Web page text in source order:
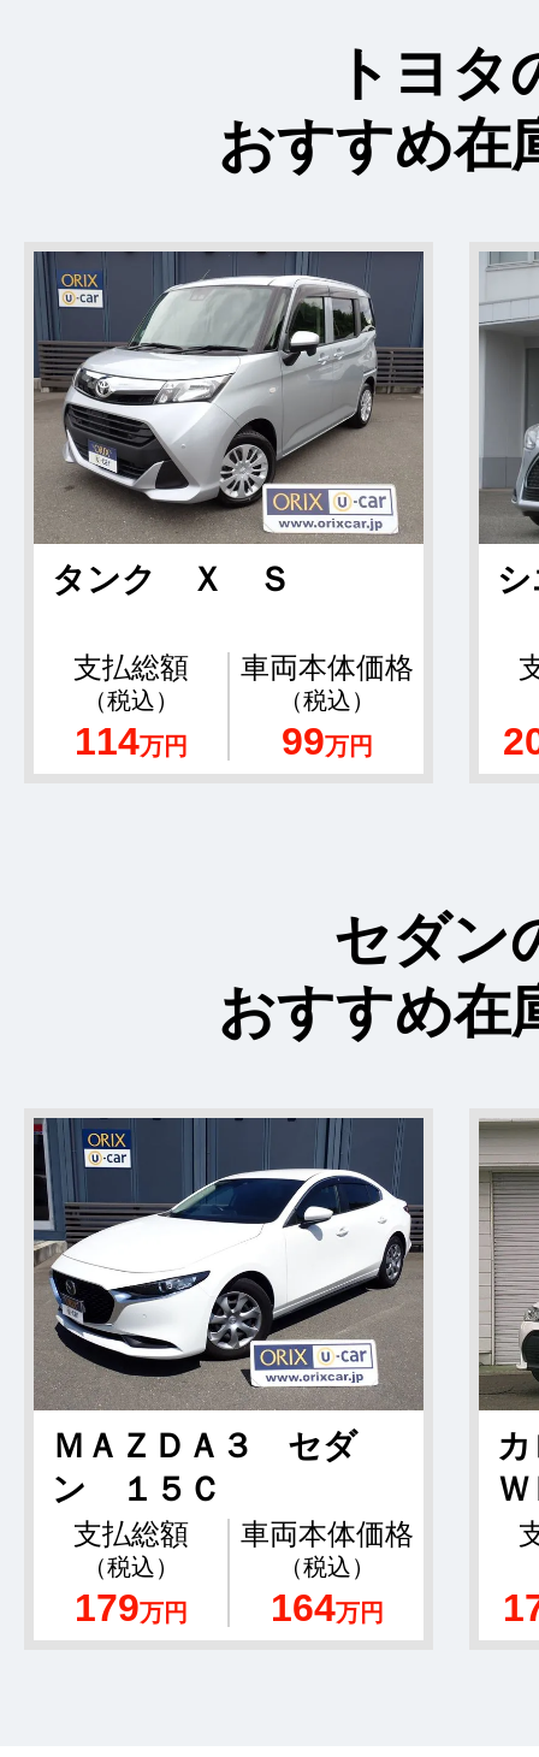
トヨタ
おすすめ在
タンク Ｘ Ｓ
支払総額
（税込）
114万円
車両本体価格
（税込）
99万円
セダン
おすすめ在
ＭＡＺＤＡ３ セダ
ン １５Ｃ
支払総額
（税込）
179万円
車両本体価格
（税込）
164万円